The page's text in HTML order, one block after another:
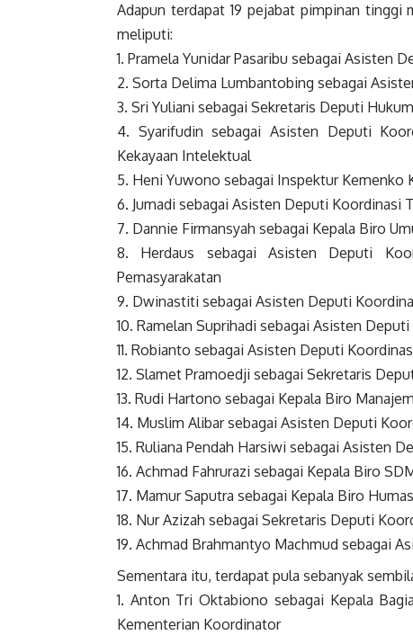
Adapun terdapat 19 pejabat pimpinan
meliputi:
Pramela Yunidar Pasaribu sebagai Asisten
2. Sorta Delima Lumbantobing sebagai
3. Sri Yuliani sebagai Sekretaris Deputi Hukum
4. Syarifudin sebagai Asisten Deputi
Kekayaan Intelektual
5. Heni Yuwono sebagai Inspektur Kemenko
6. Jumadi sebagai Asisten Deputi Koordinasi
7. Dannie Firmansyah sebagai Kepala Biro
8. Herdaus sebagai Asisten Deputi
Pemasyarakatan
9. Dwinastiti sebagai Asisten Deputi
10. Ramelan Suprihadi sebagai Asisten
11. Robianto sebagai Asisten Deputi
12. Slamet Pramoedji sebagai Sekretaris
13. Rudi Hartono sebagai Kepala Biro
14. Muslim Alibar sebagai Asisten Deputi
15. Ruliana Pendah Harsiwi sebagai Asisten
16. Achmad Fahrurazi sebagai Kepala Biro
17. Mamur Saputra sebagai Kepala Biro
18. Nur Azizah sebagai Sekretaris Deputi
19. Achmad Brahmantyo Machmud sebagai
Sementara itu, terdapat pula sebanyak
Anton Tri Oktabiono sebagai Kepala
Kementerian Koordinator